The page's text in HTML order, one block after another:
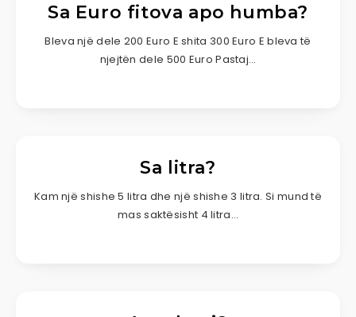
Sa Euro fitova apo humba?
Bleva një dele 200 Euro E shita 300 Euro E bleva të
njejtën dele 500 Euro Pastaj…
Sa litra?
Kam një shishe 5 litra dhe një shishe 3 litra. Si mund të
mas saktësisht 4 litra…